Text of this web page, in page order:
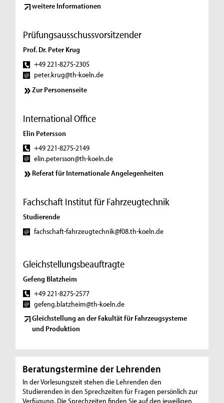
weitere Informationen
Prüfungsausschussvorsitzender
Prof. Dr. Peter Krug
+49 221-8275-2305
peter.krug@th-koeln.de
Zur Personenseite
International Office
Elin Petersson
+49 221-8275-2149
elin.petersson@th-koeln.de
Referat für Internationale Angelegenheiten
Fachschaft Institut für Fahrzeugtechnik
Studierende
fachschaft-fahrzeugtechnik@f08.th-koeln.de
Gleichstellungsbeauftragte
Gefeng Blatzheim
+49 221-8275-2577
gefeng.blatzheim@th-koeln.de
Gleichstellung an der Fakultät für Fahrzeugsysteme
und Produktion
Beratungstermine der Lehrenden
In der Vorlesungszeit stehen die Lehrenden den
Studierenden in den Sprechzeiten für Fragen persönlich zur
Verfügung. Die Sprechzeiten finden Sie auf den jeweiligen